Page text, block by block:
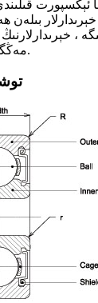
ئېكسپورت
بىلەن
،
مەڭگۈلۈك قوغلىشىشىمىز.